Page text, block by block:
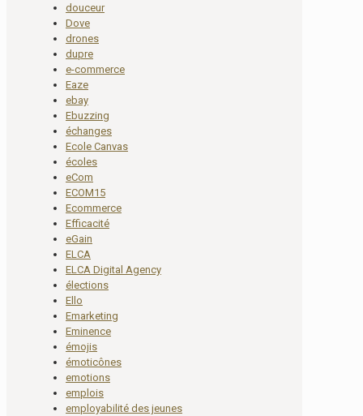
douceur
Dove
drones
dupre
e-commerce
Eaze
ebay
Ebuzzing
échanges
Ecole Canvas
écoles
eCom
ECOM15
Ecommerce
Efficacité
eGain
ELCA
ELCA Digital Agency
élections
Ello
Emarketing
Eminence
émojis
émoticônes
emotions
emplois
employabilité des jeunes